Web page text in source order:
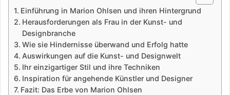
Einführung in Marion Ohlsen und ihren Hintergrund
Herausforderungen als Frau in der Kunst- und
Designbranche
Wie sie Hindernisse überwand und Erfolg hatte
Auswirkungen auf die Kunst- und Designwelt
Ihr einzigartiger Stil und ihre Techniken
Inspiration für angehende Künstler und Designer
Fazit: Das Erbe von Marion Ohlsen